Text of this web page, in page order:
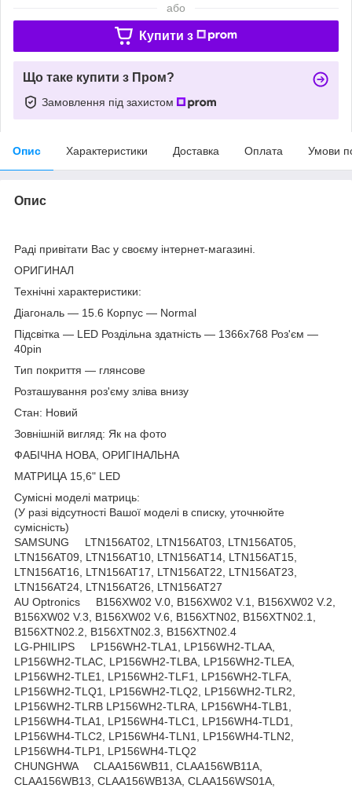
або
Купити з
Що таке купити з Пром?
Замовлення під захистом
Опис Характеристики Доставка Оплата Умови
Опис
Раді привітати Вас у своєму інтернет-магазині.
ОРИГИНАЛ
Технічні характеристики:
Діагональ — 15.6 Корпус — Normal
Підсвітка — LED Роздільна здатність — 1366х768 Роз'єм —
40pin
Тип покриття — глянсове
Розташування роз'єму зліва внизу
Стан: Новий
Зовнішній вигляд: Як на фото
ФАБІЧНА НОВА, ОРИГІНАЛЬНА
МАТРИЦА 15,6" LED
Сумісні моделі матриць:
(У разі відсутності Вашої моделі в списку, уточнюйте
сумісність)
SAMSUNG LTN156AT02, LTN156AT03, LTN156AT05,
LTN156AT09, LTN156AT10, LTN156AT14, LTN156AT15,
LTN156AT16, LTN156AT17, LTN156AT22, LTN156AT23,
LTN156AT24, LTN156AT26, LTN156AT27
AU Optronics B156XW02 V.0, B156XW02 V.1, B156XW02 V.2,
B156XW02 V.3, B156XW02 V.6, B156XTN02, B156XTN02.1,
B156XTN02.2, B156XTN02.3, B156XTN02.4
LG-PHILIPS LP156WH2-TLA1, LP156WH2-TLAA,
LP156WH2-TLAC, LP156WH2-TLBA, LP156WH2-TLEA,
LP156WH2-TLE1, LP156WH2-TLF1, LP156WH2-TLFA,
LP156WH2-TLQ1, LP156WH2-TLQ2, LP156WH2-TLR2,
LP156WH2-TLRB LP156WH2-TLRA, LP156WH4-TLB1,
LP156WH4-TLA1, LP156WH4-TLC1, LP156WH4-TLD1,
LP156WH4-TLC2, LP156WH4-TLN1, LP156WH4-TLN2,
LP156WH4-TLP1, LP156WH4-TLQ2
CHUNGHWA CLAA156WB11, CLAA156WB11A,
CLAA156WB13, CLAA156WB13A, CLAA156WS01A,